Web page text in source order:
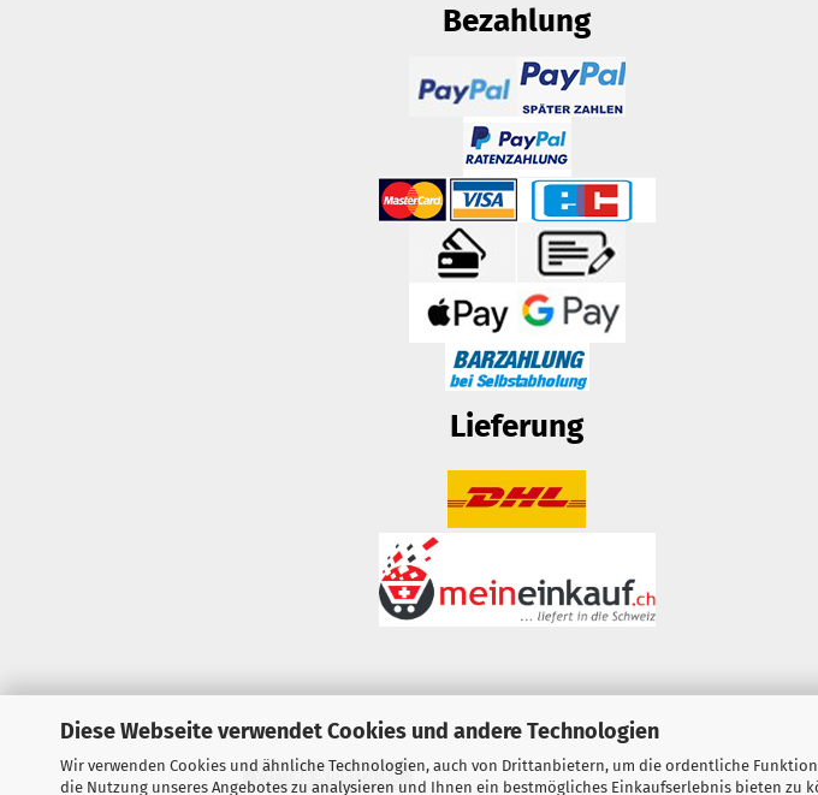
Diese Webseite verwendet Cookies und andere Technologien
Wir verwenden Cookies und ähnliche Technologien, auch von Drittanbietern, um die ordentliche
die Nutzung unseres Angebotes zu analysieren und Ihnen ein bestmögliches Einkaufserlebnis bieten zu
Bezahlung
Lieferung
Vertrag widerrufen